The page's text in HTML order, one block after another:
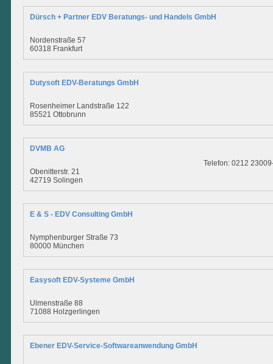
Dürsch + Partner EDV Beratungs- und Handels GmbH
Nordenstraße 57
60318 Frankfurt
Dutysoft EDV-Beratungs GmbH
Rosenheimer Landstraße 122
85521 Ottobrunn
DVMB AG
Obenitterstr. 21
42719 Solingen
Telefon: 0212
E & S - EDV Consulting GmbH
Nymphenburger Straße 73
80000 München
Easysoft EDV-Systeme GmbH
Ulmenstraße 88
71088 Holzgerlingen
Ebener EDV-Service-Softwareanwendung GmbH